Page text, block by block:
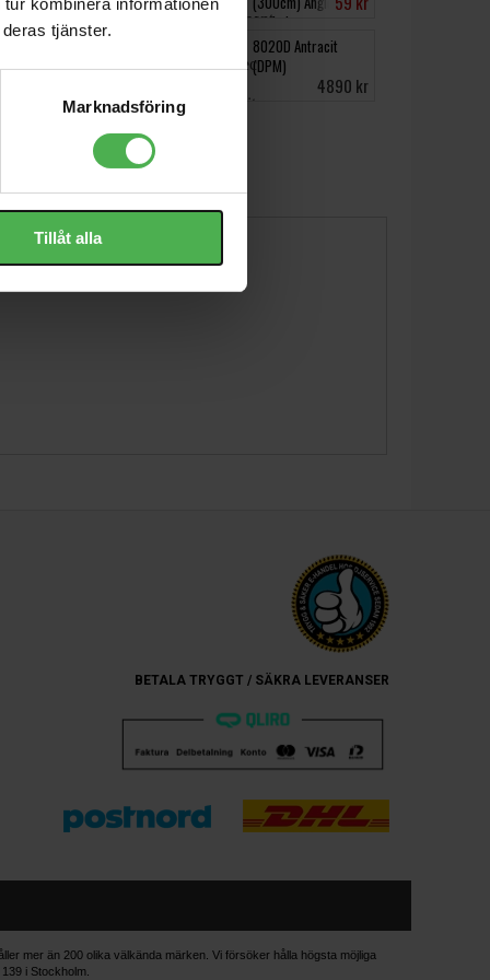
kombinera informationen
tjänster.
Marknadsföring
Tillåt alla
Angled
Red/Black
8020D Antracit
(DPM)
4890 kr
BETALA TRYGGT / SÄKRA LEVERANSER
mer än 200 olika välkända märken. Vi försöker hålla högsta möjliga
i Stockholm.